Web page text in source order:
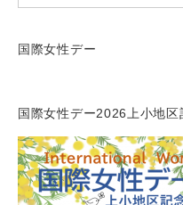
国際女性デー
国際女性デー2026上小地区